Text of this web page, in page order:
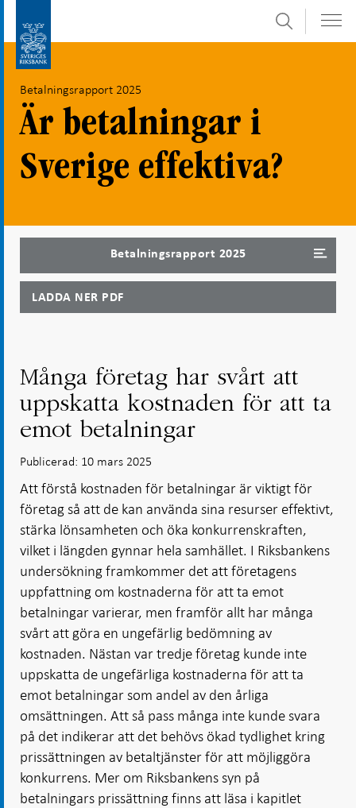
direkt
innehåll
undersidor
Sök
Betalningsrapport 2025
Är betalningar i
Sverige effektiva?
Betalningsrapport 2025
LADDA NER PDF
Många företag har svårt att
uppskatta kostnaden för att ta
emot betalningar
Publicerad: 10 mars 2025
Att förstå kostnaden för betalningar är viktigt för
företag så att de kan använda sina resurser effektivt,
stärka lönsamheten och öka konkurrenskraften,
vilket i längden gynnar hela samhället. I Riksbankens
undersökning framkommer det att företagens
uppfattning om kostnaderna för att ta emot
betalningar varierar, men framför allt har många
svårt att göra en ungefärlig bedömning av
kostnaden. Nästan var tredje företag kunde inte
uppskatta de ungefärliga kostnaderna för att ta
emot betalningar som andel av den årliga
omsättningen. Att så pass många inte kunde svara
på det indikerar att det behövs ökad tydlighet kring
prissättningen av betaltjänster för att möjliggöra
konkurrens. Mer om Riksbankens syn på
betalningars prissättning finns att läsa i kapitlet